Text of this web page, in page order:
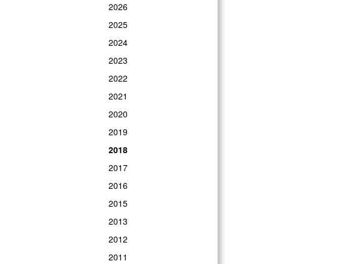
2026
2025
2024
2023
2022
2021
2020
2019
2018
2017
2016
2015
2013
2012
2011